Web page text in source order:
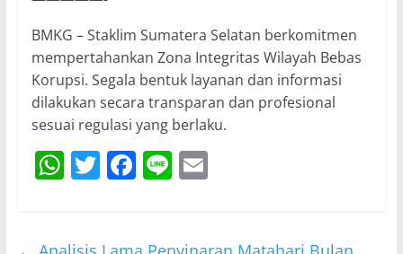
BMKG – Staklim Sumatera Selatan berkomitmen
mempertahankan Zona Integritas Wilayah Bebas
Korupsi. Segala bentuk layanan dan informasi
dilakukan secara transparan dan profesional
sesuai regulasi yang berlaku.
W T F Li E